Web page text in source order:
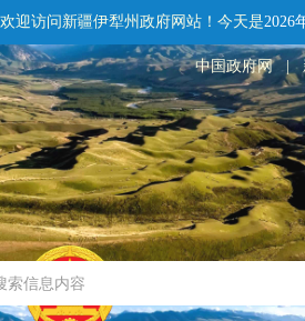
欢迎访问新疆伊犁州政府网站！ 今天是2026
中国政府网 |